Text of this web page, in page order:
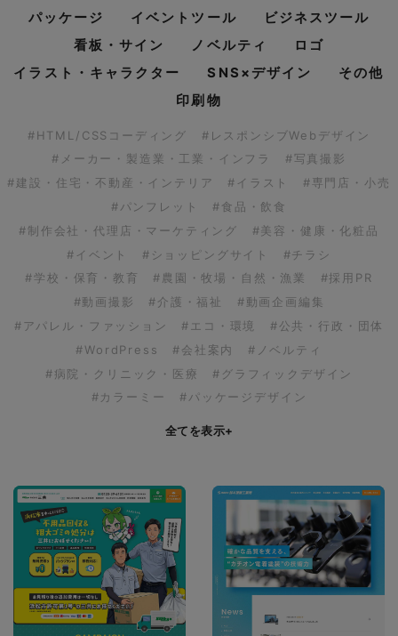
パッケージ
イベントツール
ビジネスツール
看板・サイン
ノベルティ
ロゴ
イラスト・キャラクター
SNS×デザイン
その他
印刷物
#HTML/CSSコーディング
#レスポンシブWebデザイン
#メーカー・製造業・工業・インフラ
#写真撮影
#建設・住宅・不動産・インテリア
#イラスト
#専門店・小売
#パンフレット
#食品・飲食
#制作会社・代理店・マーケティング
#美容・健康・化粧品
#イベント
#ショッピングサイト
#チラシ
#学校・保育・教育
#農園・牧場・自然・漁業
#採用PR
#動画撮影
#介護・福祉
#動画企画編集
#アパレル・ファッション
#エコ・環境
#公共・行政・団体
#WordPress
#会社案内
#ノベルティ
#病院・クリニック・医療
#グラフィックデザイン
#カラーミー
#パッケージデザイン
全てを表示+